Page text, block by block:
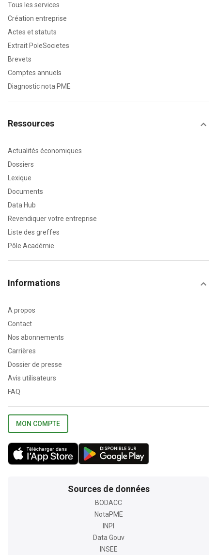
Tous les services
Création entreprise
Actes et statuts
Extrait PoleSocietes
Brevets
Comptes annuels
Diagnostic nota PME
Ressources
Actualités économiques
Dossiers
Lexique
Documents
Data Hub
Revendiquer votre entreprise
Liste des greffes
Pôle Académie
Informations
A propos
Contact
Nos abonnements
Carrières
Dossier de presse
Avis utilisateurs
FAQ
MON COMPTE
Sources de données
BODACC
NotaPME
INPI
Data Gouv
INSEE